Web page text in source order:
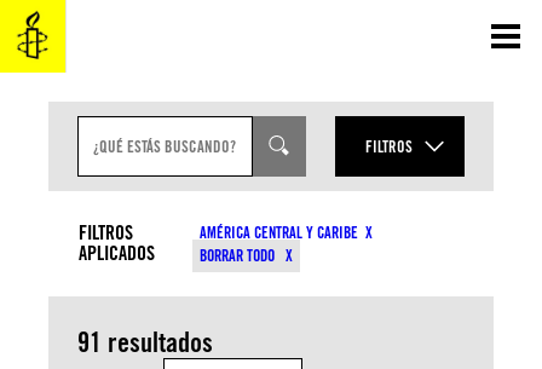
Saltar
contenido
R
E
N
R
D
A
MES
FILTROS
APLICAR
FILTROS
APLICADOS
AMÉRICA CENTRAL Y CARIBE
BORRAR TODO
91 resultados